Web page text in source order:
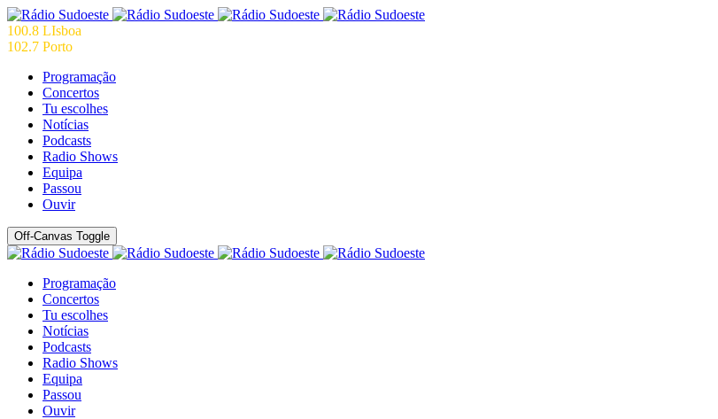
100.8 LIsboa
102.7 Porto
Programação
Concertos
Tu escolhes
Notícias
Podcasts
Radio Shows
Equipa
Passou
Ouvir
Off-Canvas Toggle
Programação
Concertos
Tu escolhes
Notícias
Podcasts
Radio Shows
Equipa
Passou
Ouvir